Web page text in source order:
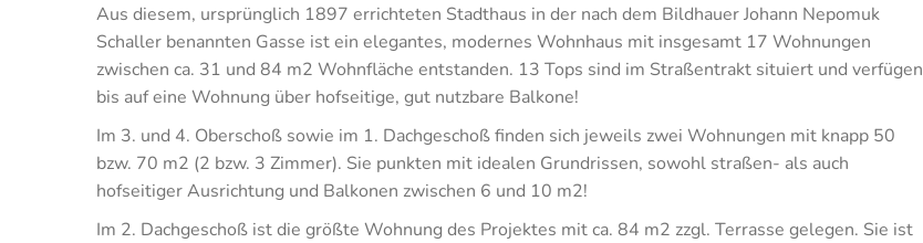
Aus diesem, ursprünglich 1897 errichteten Stadthaus in der nach dem Bildhauer Johann Nepomuk
Schaller benannten Gasse ist ein elegantes, modernes Wohnhaus mit insgesamt 17 Wohnungen
zwischen ca. 31 und 84 m2 Wohnfläche entstanden. 13 Tops sind im Straßentrakt situiert und verfügen
bis auf eine Wohnung über hofseitige, gut nutzbare Balkone!
Im 3. und 4. Oberschoß sowie im 1. Dachgeschoß finden sich jeweils zwei Wohnungen mit knapp 50
bzw. 70 m2 (2 bzw. 3 Zimmer). Sie punkten mit idealen Grundrissen, sowohl straßen- als auch
hofseitiger Ausrichtung und Balkonen zwischen 6 und 10 m2!
Im 2. Dachgeschoß ist die größte Wohnung des Projektes mit ca. 84 m2 zzgl. Terrasse gelegen. Sie ist